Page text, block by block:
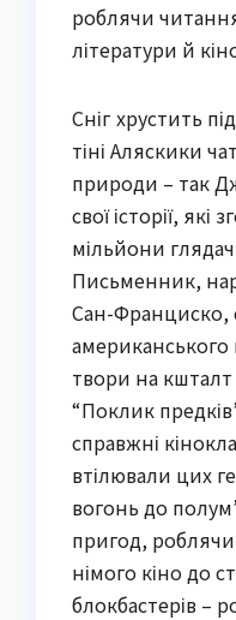
роблячи
літератури й
Сніг хрустить
тіні Аляскики
природи – так
свої історії, які
мільйони
Письменник,
Сан-Франциско,
американського
твори на кшталт
“Поклик
справжні
втілювали цих
вогонь до
пригод, роблячи
німого кіно до
блокбастерів –